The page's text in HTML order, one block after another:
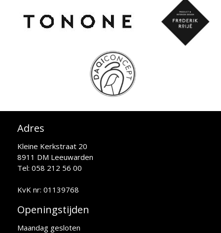
Adres
Kleine Kerkstraat 20
8911 DM Leeuwarden
Tel: 058 212 56 00
KvK nr: 01139768
Openingstijden
Maandag gesloten